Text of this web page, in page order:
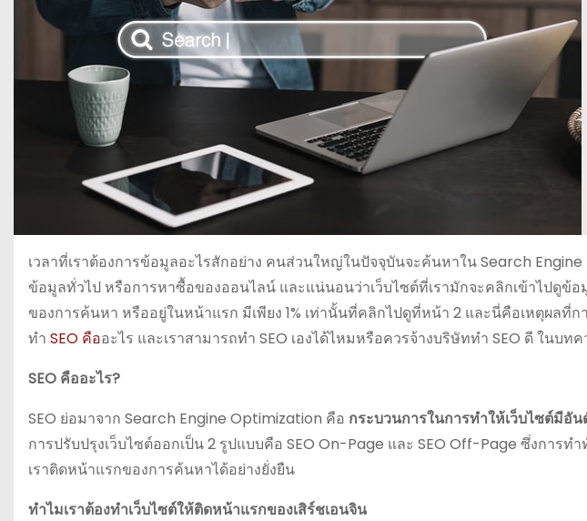
เวลาที่เราต้องการข้อมูลอะไรสักอย่าง คนส่วนใหญ่ในปัจจุบันจะค้นหาใน Search
ข้อมูลทั่วไป หรือการหาซื้อของออนไลน์ และแน่นอนว่าเว็บไซต์ที่เรามักจะคลิกเข้าไปดูข้
ของการค้นหา หรืออยู่ในหน้าแรก มีเพียง 1% เท่านั้นที่คลิกไปดูที่หน้า 2 และนี่คือเหตุผลที่
ทำ SEO คืออะไร และเราสามารถทำ SEO เองได้ไหมหรือควรจ้างบริษัททำ SEO ดี ในบท
SEO คืออะไร?
SEO ย่อมาจาก Search Engine Optimization คือ กระบวนการในการทำให้เว็บไซต์มีอั
การปรับปรุงเว็บไซต์ออกเป็น 2 รูปแบบคือ SEO On-Page และ SEO Off-Page ซึ่งการท
เราติดหน้าแรกของการค้นหาได้อย่างยั่งยืน
ทำไมเราต้องทำเว็บไซต์ให้ติดหน้าแรกของเสิร์ชเอนจิน